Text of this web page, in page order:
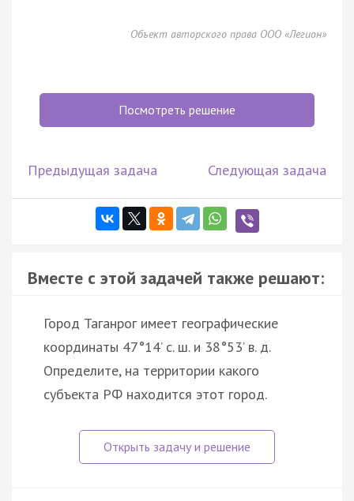
Объект авторского права ООО «Легион»
Посмотреть решение
Предыдущая задача Следующая задача
Вместе с этой задачей также решают:
Город Таганрог имеет географические
координаты 47°14’ с. ш. и 38°53’ в. д.
Определите, на территории какого
субъекта РФ находится этот город.